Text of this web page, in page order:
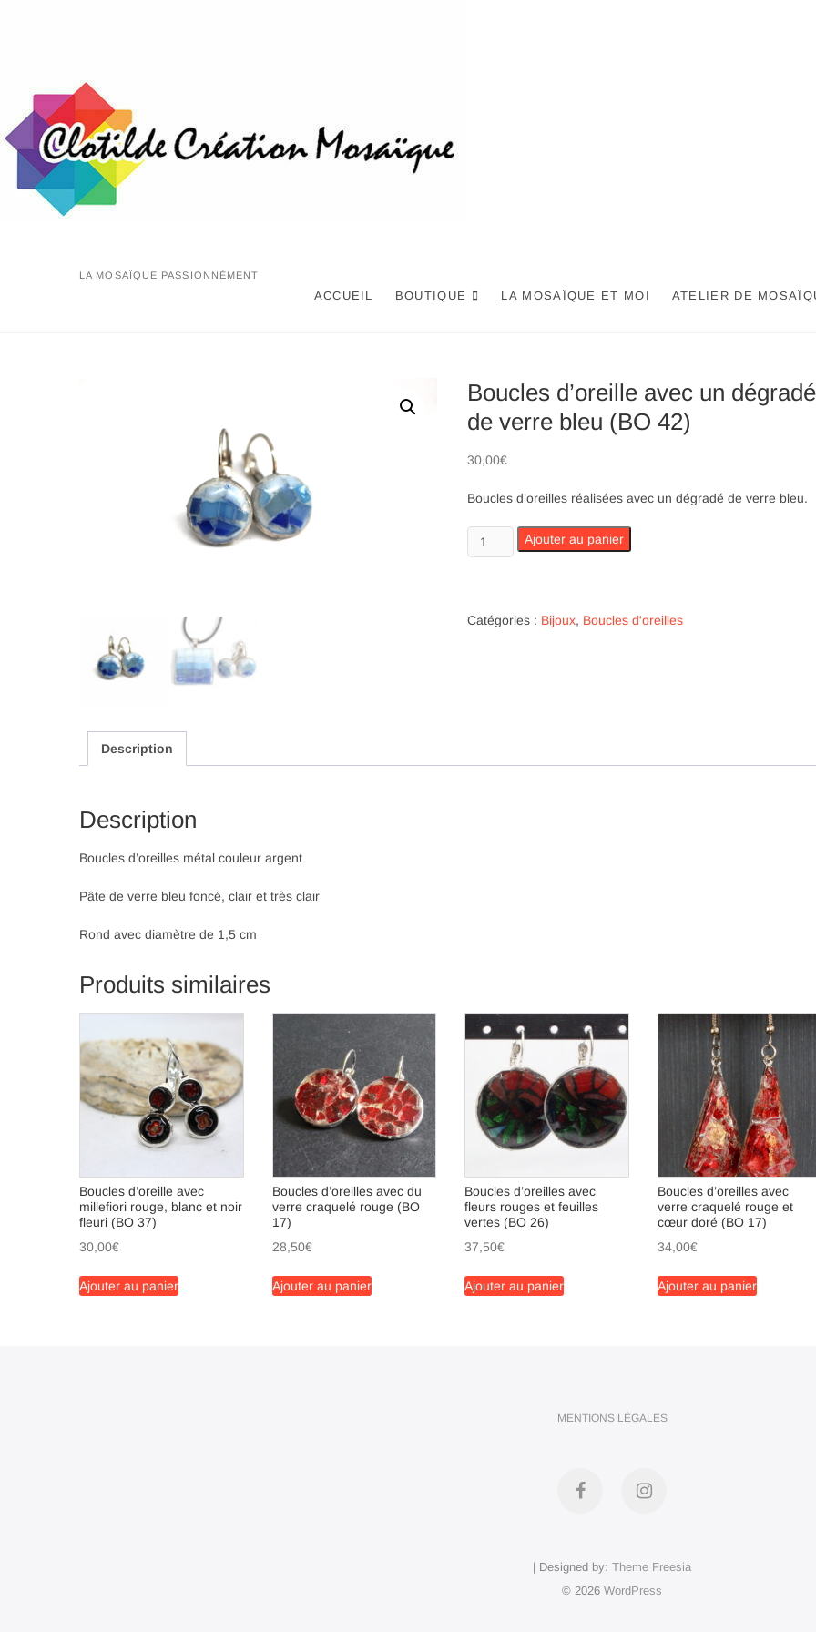
LA MOSAÏQUE PASSIONNÉMENT
ACCUEIL BOUTIQUE LA MOSAÏQUE ET MOI ATELIER DE
Boucles d’oreille avec un dégradé
de verre bleu (BO 42)
30,00€
Boucles d’oreilles réalisées avec un dégradé de verre bleu.
quantité
de
avec
Ajouter au panier
Catégories : Bijoux, Boucles d'oreilles
Description
Description
Boucles d’oreilles métal couleur argent
Pâte de verre bleu foncé, clair et très clair
Rond avec diamètre de 1,5 cm
Produits similaires
Boucles d’oreille avec
millefiori rouge, blanc et noir
fleuri (BO 37)
30,00€
Ajouter au panier
Boucles d’oreilles avec du
verre craquelé rouge (BO
17)
28,50€
Ajouter au panier
Boucles d’oreilles avec
fleurs rouges et feuilles
vertes (BO 26)
37,50€
Ajouter au panier
Boucles d’oreilles avec
verre craquelé rouge et
cœur doré (BO 17)
34,00€
Ajouter au panier
MENTIONS LÉGALES
FacebookInstagram
| Designed by: Theme Freesia
© 2026 WordPress